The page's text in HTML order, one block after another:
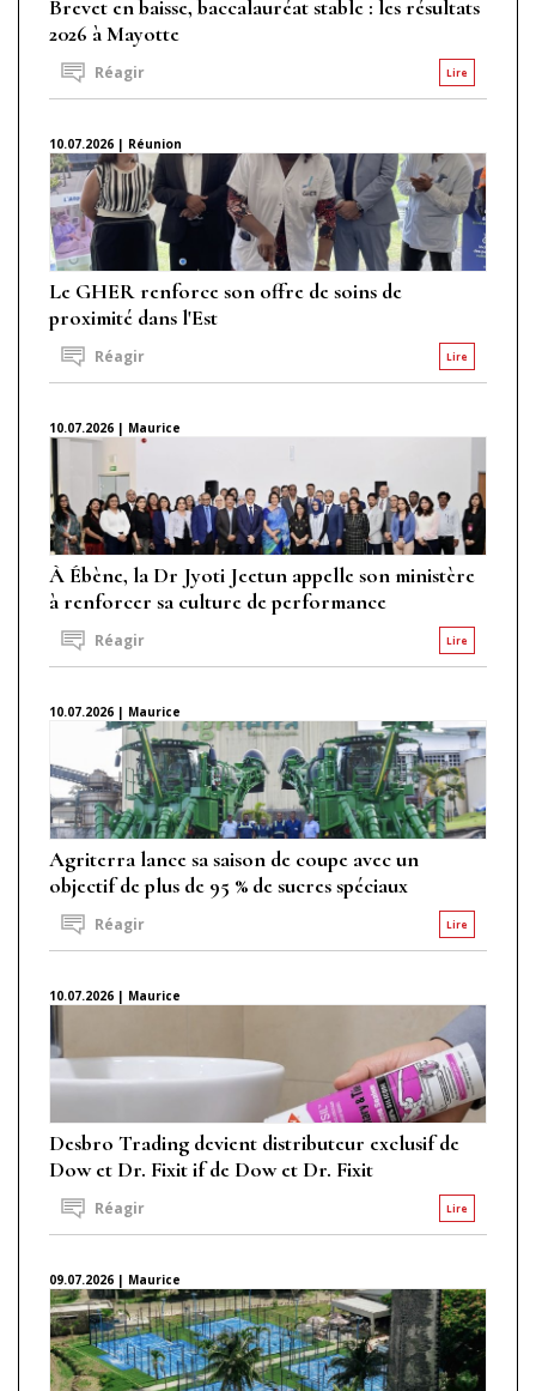
Brevet en baisse, baccalauréat stable : les résultats
2026 à Mayotte
Lire
Réagir
10.07.2026 | Réunion
Le GHER renforce son offre de soins de
proximité dans l'Est
Lire
Réagir
10.07.2026 | Maurice
À Ébène, la Dr Jyoti Jeetun appelle son ministère
à renforcer sa culture de performance
Lire
Réagir
10.07.2026 | Maurice
Agriterra lance sa saison de coupe avec un
objectif de plus de 95 % de sucres spéciaux
Lire
Réagir
10.07.2026 | Maurice
Desbro Trading devient distributeur exclusif de
Dow et Dr. Fixit if de Dow et Dr. Fixit
Lire
Réagir
09.07.2026 | Maurice